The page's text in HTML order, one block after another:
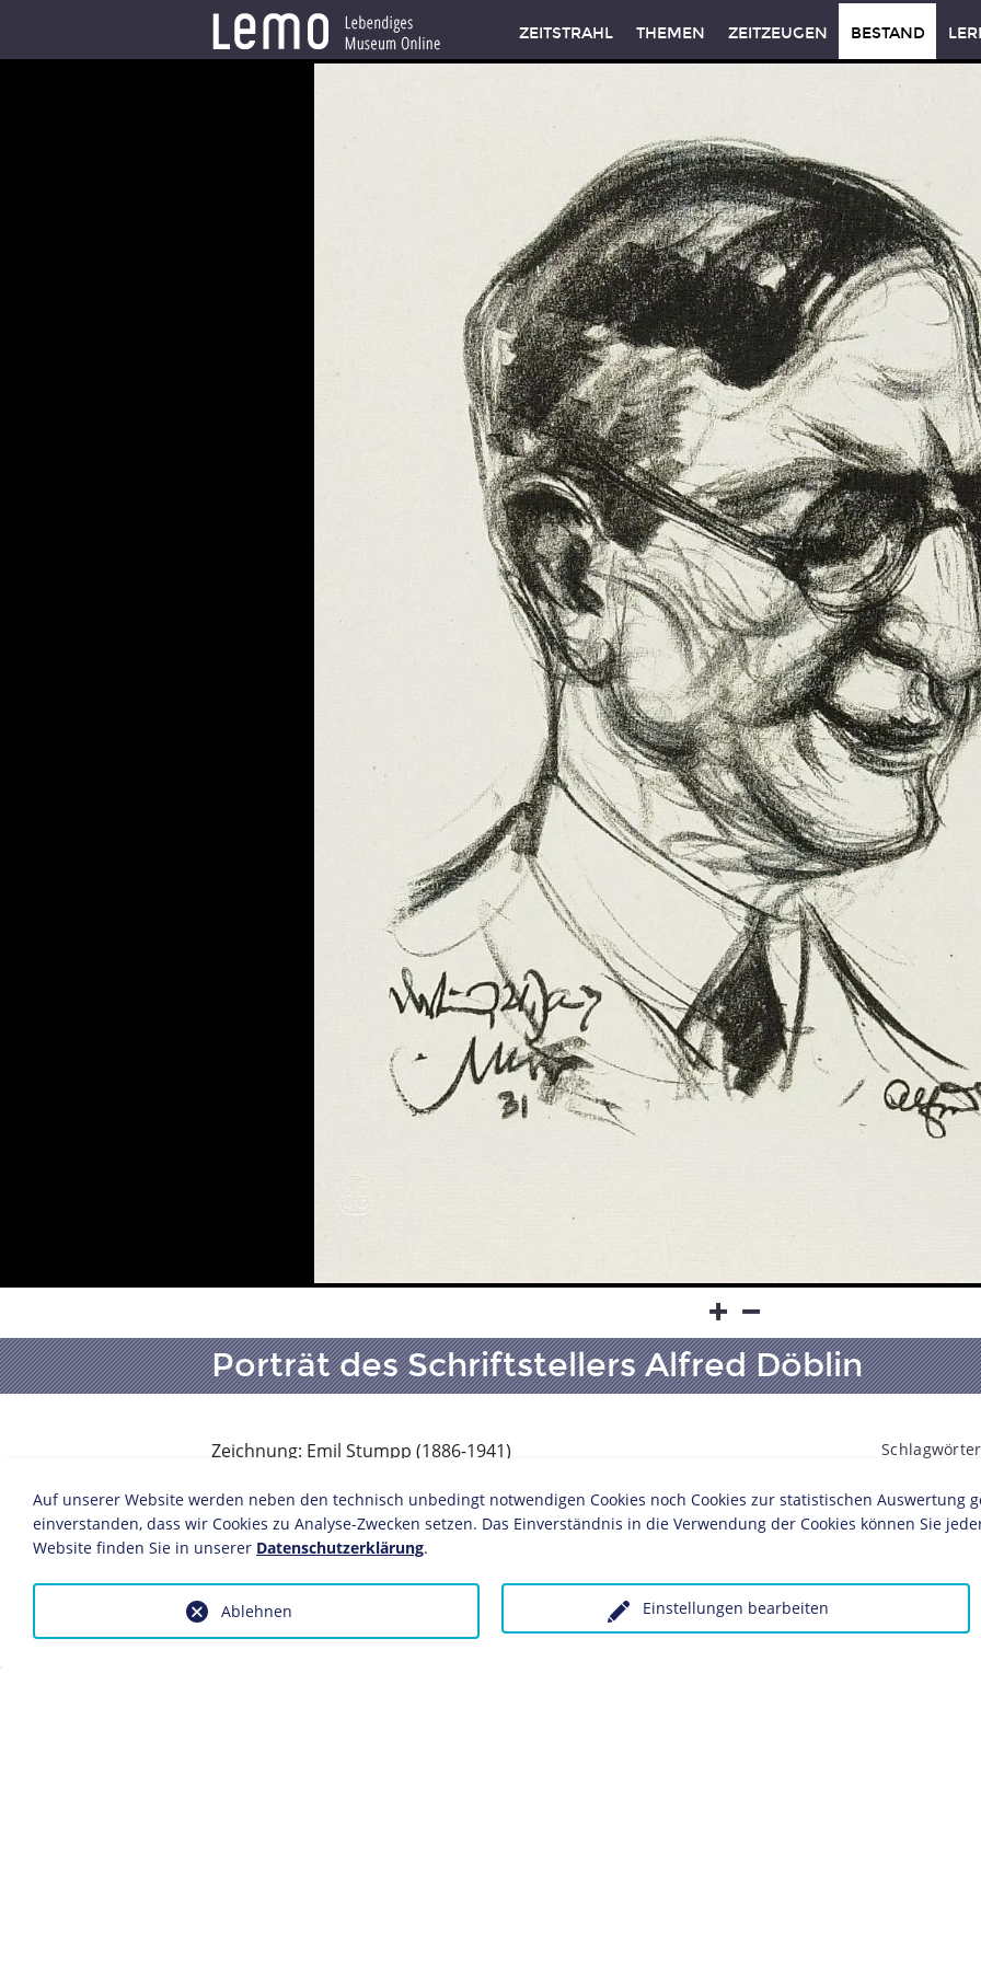
ZEITSTRAHL THEMEN ZEITZEUGEN BESTAND
Porträt des Schriftstellers Alfred Döblin
Zeichnung: Emil Stumpp (1886-1941)
Lithografie
49,9 x 35,4 cm
Bildnachweis: Deutsches Historisches Museum, Berlin
Inv.-Nr.: Gr 64/249
Dieses Objekt ist eingebunden in folgende LeMO-Seiten:
Auf unserer Website werden neben den technisch unbedingt notwendigen Cookies noch Cookies zur statistischen Auswertung
einverstanden, dass wir Cookies zu Analyse-Zwecken setzen. Das Einverständnis in die Verwendung der Cookies können Sie
Website finden Sie in unserer Datenschutzerklärung.
Einstellungen bearbeiten
Ablehnen